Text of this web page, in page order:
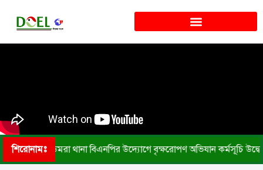
শিরোনামঃ ডেমরা থানা বিএনপির উদ্যোগে বৃক্ষরোপণ অভিযান কর্মসূচি